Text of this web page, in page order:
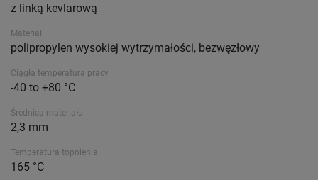
z linką kevlarową
Materiał
polipropylen wysokiej wytrzymałości, bezwęzłowy
Ciągła temperatura pracy
-40 to +80 °C
Średnica materiału
2,3 mm
Temperatura topnienia
165 °C